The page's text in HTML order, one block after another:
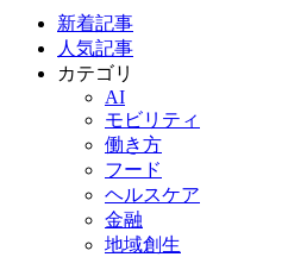
新着記事
人気記事
カテゴリ
AI
モビリティ
働き方
フード
ヘルスケア
金融
地域創生